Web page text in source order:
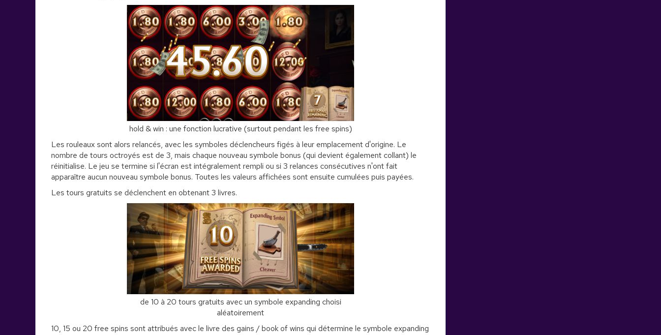
hold & win : une fonction lucrative (surtout pendant les free spins)
Les rouleaux sont alors relancés, avec les symboles déclencheurs figés à leur emplacement d'origine. Le
nombre de tours octroyés est de 3, mais chaque nouveau symbole bonus (qui devient également collant) le
réinitialise. Le jeu se termine si l'écran est intégralement rempli ou si 3 relances consécutives n'ont fait
apparaître aucun nouveau symbole bonus. Toutes les valeurs affichées sont ensuite cumulées puis payées.
Les tours gratuits se déclenchent en obtenant 3 livres.
de 10 à 20 tours gratuits avec un symbole expanding choisi
aléatoirement
10, 15 ou 20 free spins sont attribués avec le livre des gains / book of wins qui détermine le symbole expanding